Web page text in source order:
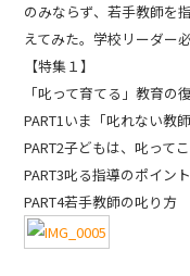
のみならず、若手教師を
えてみた。学校リーダー
【特集１】
「叱って育てる」教育の
PART1いま「叱れない教
PART2子どもは、叱って
PART3叱る指導のポイント
PART4若手教師の叱り方